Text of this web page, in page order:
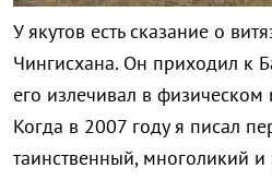
У якутов есть сказание о
Чингисхана. Он приходил к
его излечивал в
Когда в 2007 году я писал
таинственный, многоликий и